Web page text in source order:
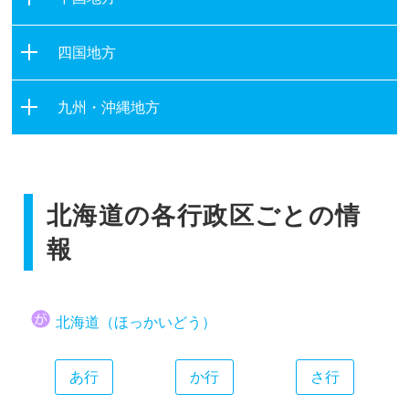
東京都
神奈川県
福井県
山梨県
長野県
岐阜県
三重県
大阪府
兵庫県
奈良県
和歌山県
岡山県
広島県
四国地方
九州・沖縄地方
長崎県
熊本県
鹿児島県
沖縄県
北海道の各行政区ごとの情
報
北海道（ほっかいどう）
あ行 か行 さ行